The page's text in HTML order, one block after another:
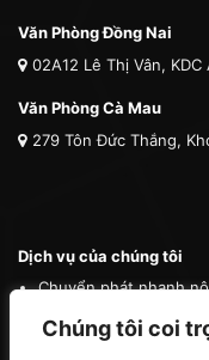
Chúng tôi coi
Văn Phòng Đồng Nai
02A12 Lê Thị Vân,
Văn Phòng Cà Mau
279 Tôn Đức Thắng,
Dịch vụ của chúng tôi
Chuyển phát nhanh
Chuyển phát nhanh